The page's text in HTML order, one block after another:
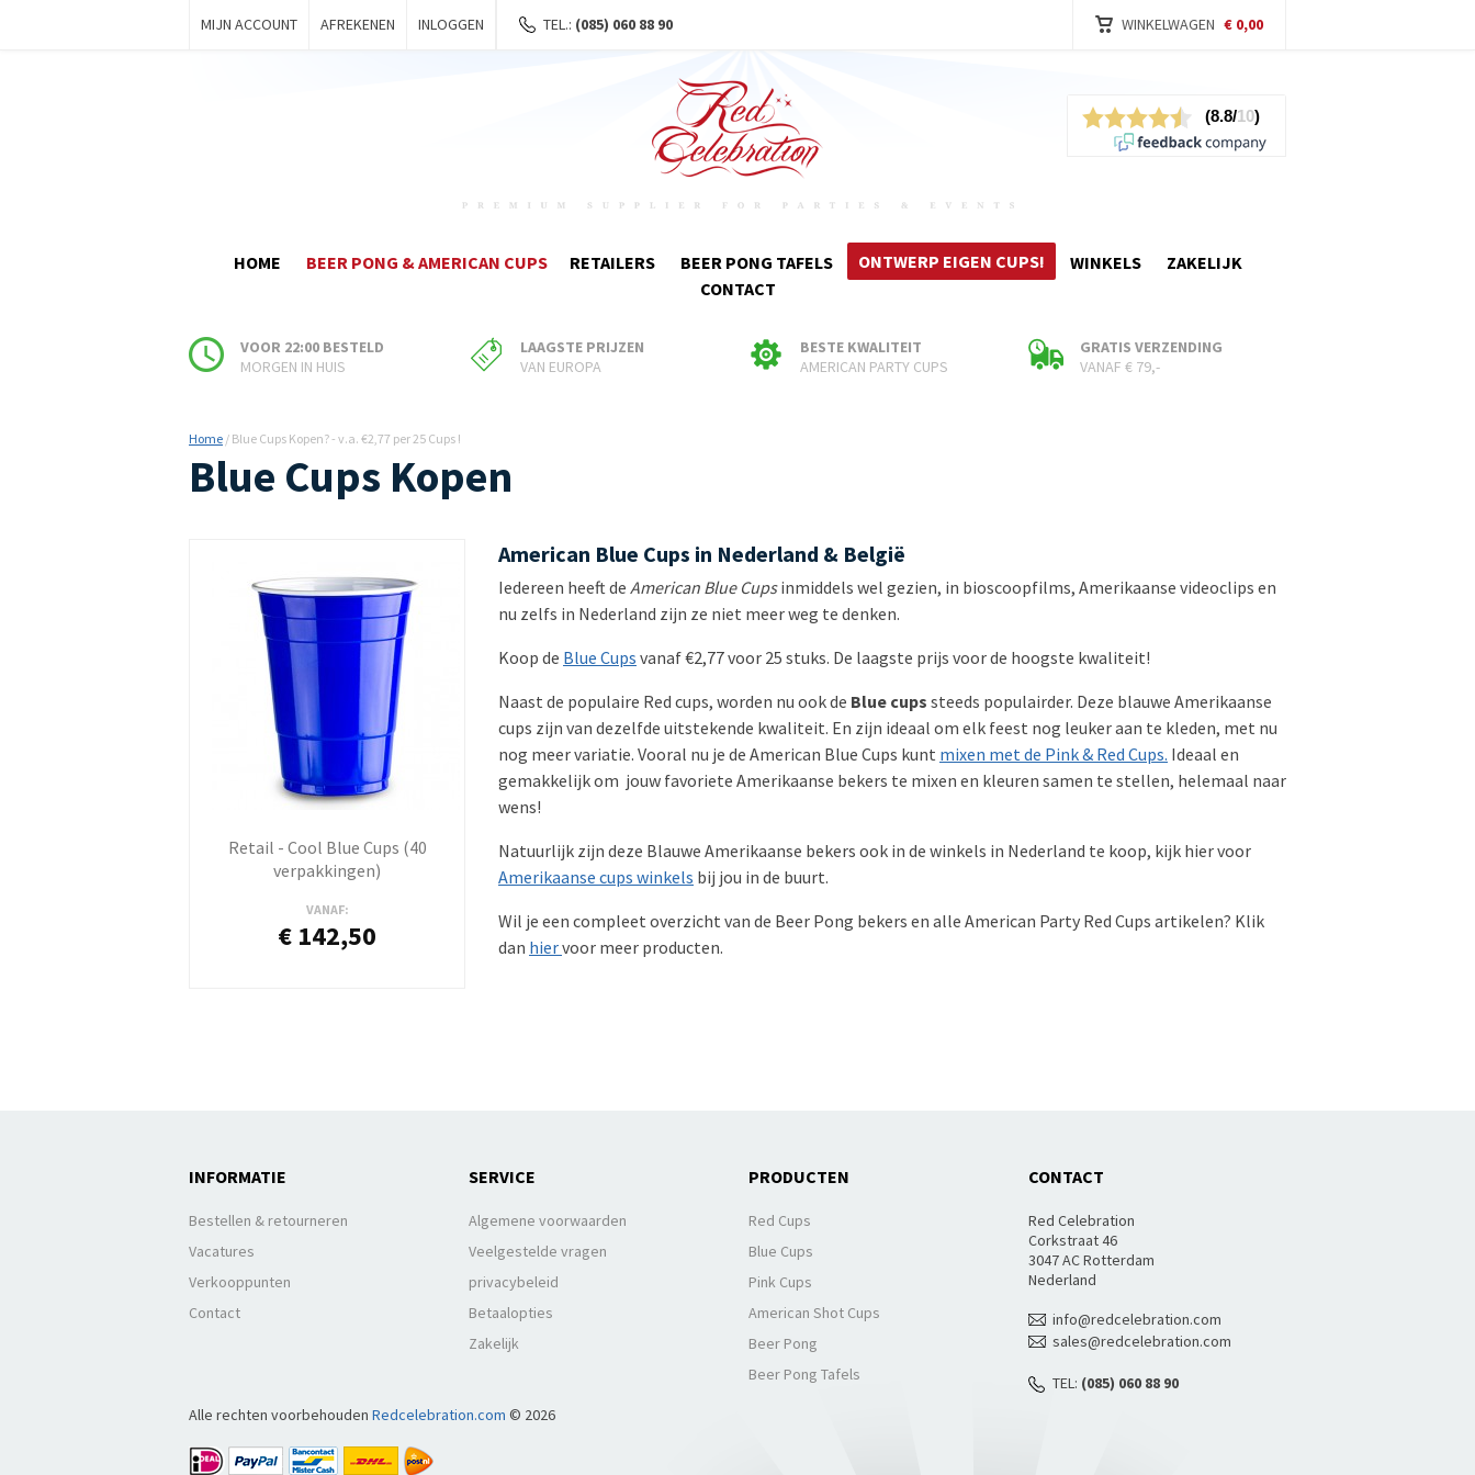
MIJN ACCOUNT AFREKENEN INLOGGEN TEL.: (085) 060 88 90 WINKELWAGEN € 0,00
HOME BEER PONG & AMERICAN CUPS RETAILERS BEER PONG TAFELS ONTWERP EIGEN CUPS! WINKELS
ZAKELIJK
CONTACT
VOOR 22:00 BESTELD
MORGEN IN HUIS
LAAGSTE PRIJZEN
VAN EUROPA
BESTE KWALITEIT
AMERICAN PARTY CUPS
GRATIS VERZENDING
VANAF € 79,-
Home / Blue Cups Kopen? - v.a. €2,77 per 25 Cups !
Blue Cups Kopen
Retail - Cool Blue Cups (40
verpakkingen)
VANAF:
€ 142,50
American Blue Cups in Nederland & België
Iedereen heeft de American Blue Cupsinmiddels wel gezien, in bioscoopfilms, Amerikaanse videoclips en
nu zelfs in Nederland zijn ze niet meer weg te denken.
Koop de Blue Cups vanaf €2,77 voor 25 stuks. De laagste prijs voor de hoogste kwaliteit!
Naast de populaire Red cups, worden nu ook de Blue cups steeds populairder. Deze blauwe Amerikaanse
cups zijn van dezelfde uitstekende kwaliteit. En zijn ideaal om elk feest nog leuker aan te kleden, met nu
nog meer variatie. Vooral nu je de American Blue Cups kunt mixen met de Pink & Red Cups. Ideaal en
gemakkelijk om jouw favoriete Amerikaanse bekers te mixen en kleuren samen te stellen, helemaal naar
wens!
Natuurlijk zijn deze Blauwe Amerikaanse bekers ook in de winkels in Nederland te koop, kijk hier voor
Amerikaanse cups winkels bij jou in de buurt.
Wil je een compleet overzicht van de Beer Pong bekers en alle American Party Red Cups artikelen? Klik
dan hiervoor meer producten.
INFORMATIE
Bestellen & retourneren
Vacatures
Verkooppunten
Contact
SERVICE
Algemene voorwaarden
Veelgestelde vragen
privacybeleid
Betaalopties
Zakelijk
PRODUCTEN
Red Cups
Blue Cups
Pink Cups
American Shot Cups
Beer Pong
Beer Pong Tafels
CONTACT
Red Celebration
Corkstraat 46
3047 AC Rotterdam
Nederland
info@redcelebration.com
sales@redcelebration.com
TEL: (085) 060 88 90
Alle rechten voorbehouden Redcelebration.com © 2026